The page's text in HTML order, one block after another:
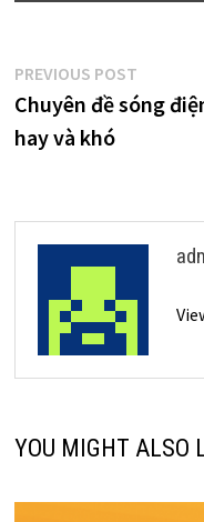
Điều
hướng
bài
PREVIOUS POSTPrevious
post:
Chuyên đề sóng
hay và khó
YOU MIGHT ALSO